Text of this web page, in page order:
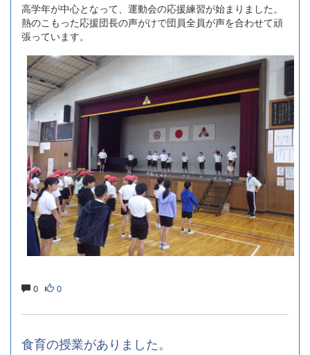
高学年が中心となって、運動会の応援練習が始まりました。
熱のこもった応援団長の声がけで団員全員が声を合わせて頑
張っています。
0 0
食育の授業がありました。